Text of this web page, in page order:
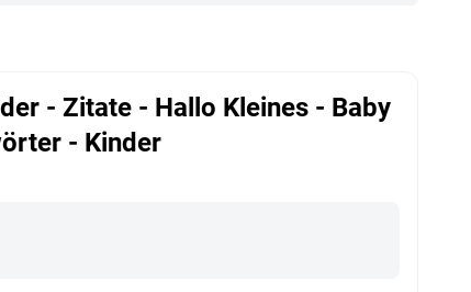
- Zitate - Hallo Kleines - Baby
- Kinder